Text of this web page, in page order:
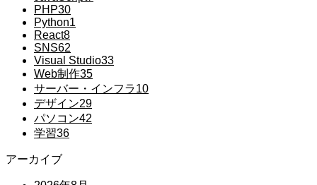
PHP30
Python1
React8
SNS62
Visual Studio33
Web制作35
サーバー・インフラ10
デザイン29
パソコン42
学習36
アーカイブ